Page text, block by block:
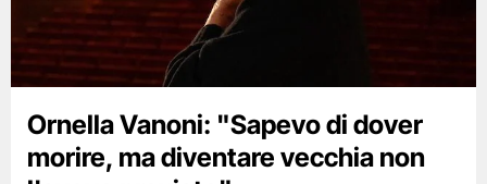
Ornella Vanoni: "Sapevo di dover
morire, ma diventare vecchia non